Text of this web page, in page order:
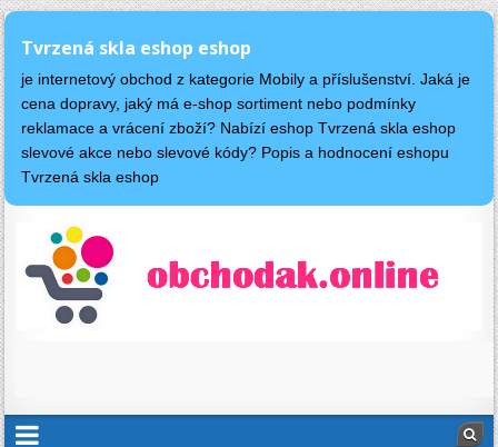
Tvrzená skla eshop eshop
je internetový obchod z kategorie Mobily a příslušenství. Jaká je
cena dopravy, jaký má e-shop sortiment nebo podmínky
reklamace a vrácení zboží? Nabízí eshop Tvrzená skla eshop
slevové akce nebo slevové kódy? Popis a hodnocení eshopu
Tvrzená skla eshop